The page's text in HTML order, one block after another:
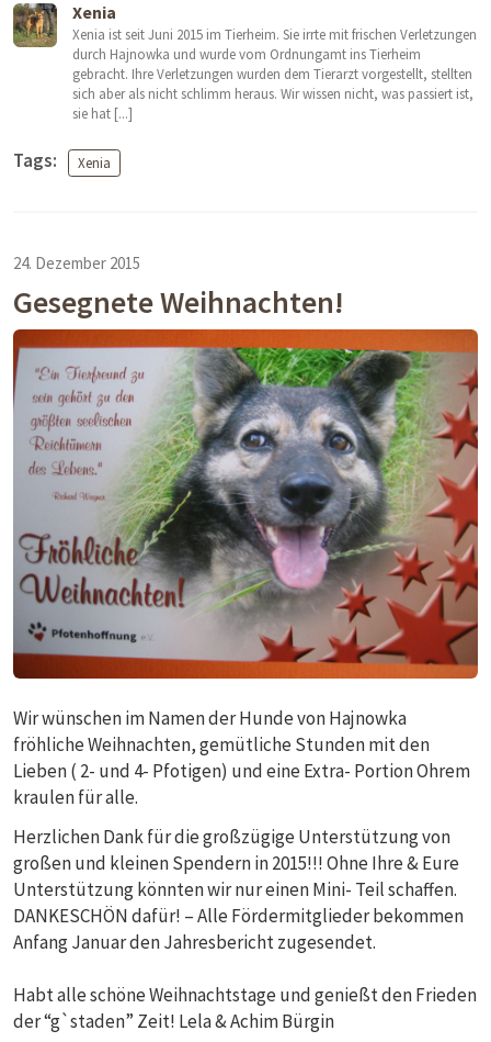
Xenia
Xenia ist seit Juni 2015 im Tierheim. Sie irrte mit frischen Verletzungen
durch Hajnowka und wurde vom Ordnungamt ins Tierheim
gebracht. Ihre Verletzungen wurden dem Tierarzt vorgestellt, stellten
sich aber als nicht schlimm heraus. Wir wissen nicht, was passiert ist,
sie hat [...]
Tags: Xenia
24. Dezember 2015
Gesegnete Weihnachten!
Wir wünschen im Namen der Hunde von Hajnowka
fröhliche Weihnachten, gemütliche Stunden mit den
Lieben ( 2- und 4- Pfotigen) und eine Extra- Portion Ohrem
kraulen für alle.
Herzlichen Dank für die großzügige Unterstützung von
großen und kleinen Spendern in 2015!!! Ohne Ihre & Eure
Unterstützung könnten wir nur einen Mini- Teil schaffen.
DANKESCHÖN dafür! – Alle Fördermitglieder bekommen
Anfang Januar den Jahresbericht zugesendet.
Habt alle schöne Weihnachtstage und genießt den Frieden
der “g`staden” Zeit! Lela & Achim Bürgin